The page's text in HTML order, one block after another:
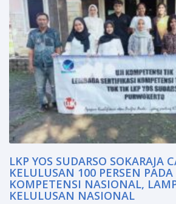
LKP YOS SUDARSO SOKARAJA
KELULUSAN 100 PERSEN PADA
KOMPETENSI NASIONAL,
KELULUSAN NASIONAL